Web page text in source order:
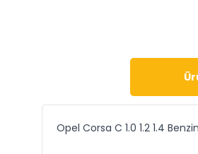
Opel Corsa C 1.0 1.2 1.4